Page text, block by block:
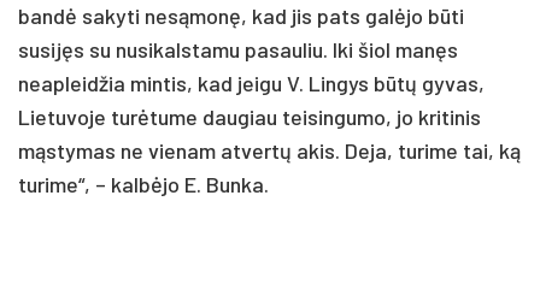
bandė sakyti nesąmonę, kad jis pats galėjo būti
susijęs su nusikalstamu pasauliu. Iki šiol manęs
neapleidžia mintis, kad jeigu V. Lingys būtų gyvas,
Lietuvoje turėtume daugiau teisingumo, jo kritinis
mąstymas ne vienam atvertų akis. Deja, turime tai, ką
turime“, – kalbėjo E. Bunka.